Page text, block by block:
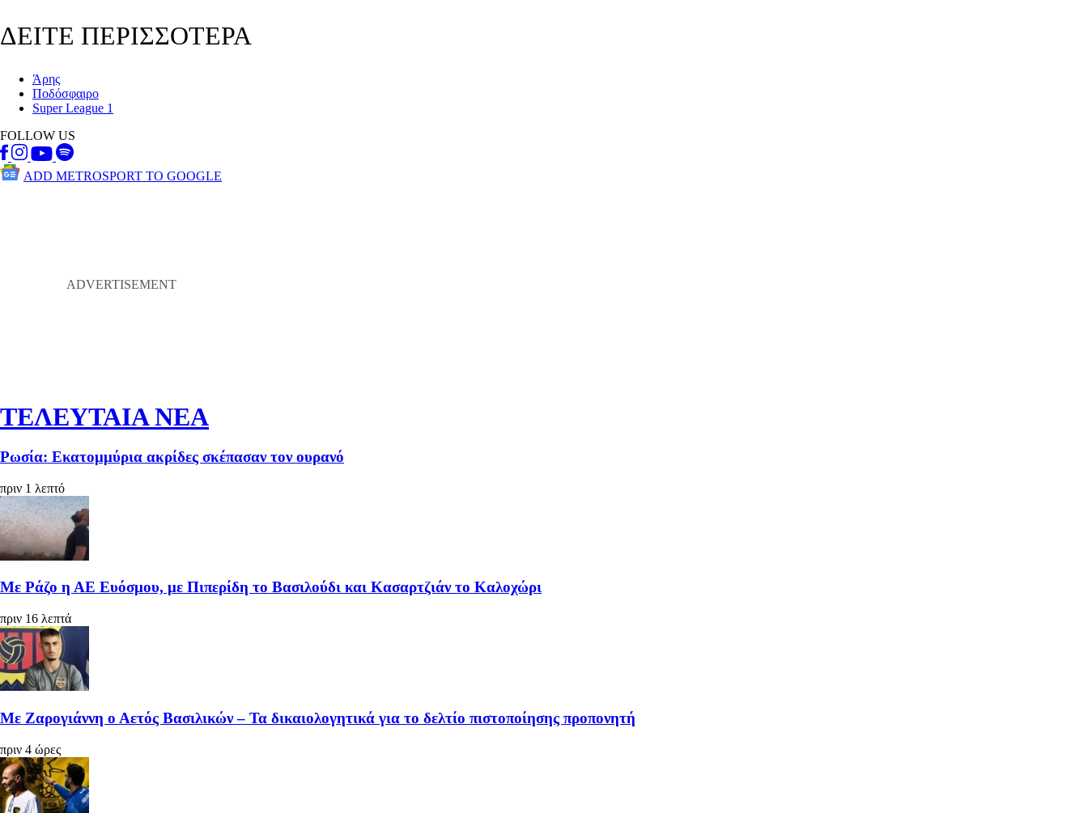
ΔΕΙΤΕ ΠΕΡΙΣΣΟΤΕΡΑ
Άρης
Ποδόσφαιρο
Super League 1
FOLLOW US
ADD METROSPORT TO GOOGLE
ΤΕΛΕΥΤΑΙΑ ΝΕΑ
Ρωσία: Εκατομμύρια ακρίδες σκέπασαν τον ουρανό
πριν 1 λεπτό
Με Ράζο η ΑΕ Ευόσμου, με Πιπερίδη το Βασιλούδι και Κασαρτζιάν το Καλοχώρι
πριν 16 λεπτά
Με Ζαρογιάννη ο Αετός Βασιλικών – Τα δικαιολογητικά για το δελτίο πιστοποίησης προπονητή
πριν 4 ώρες